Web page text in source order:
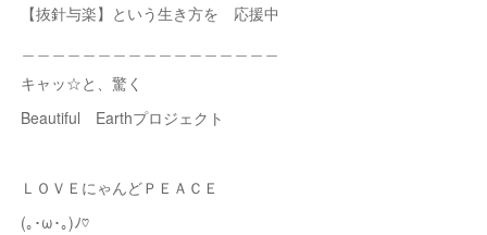
【抜針与楽】という生き方を 応援中
キャッ☆と、驚く
Beautiful Earthプロジェクト
ＬＯＶＥにゃんどＰＥＡＣＥ
(｡･ω･｡)ﾉ♡